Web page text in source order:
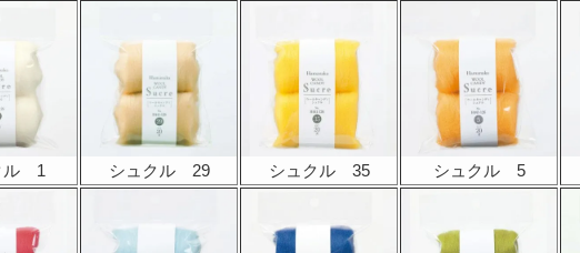
ル 1 シュクル 29 シュクル 35 シュクル 5